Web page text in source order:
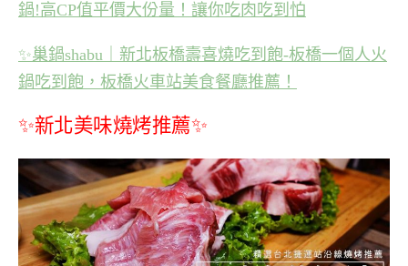
鍋!高CP值平價大份量！讓你吃肉吃到怕
✨巢鍋shabu｜新北板橋壽喜燒吃到飽-板橋一個人火
鍋吃到飽，板橋火車站美食餐廳推薦！
✨新北美味燒烤推薦✨